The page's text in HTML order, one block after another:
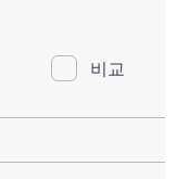
비교